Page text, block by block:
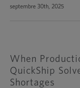
septembre 30th, 2025
When
QuickShip
Shortages